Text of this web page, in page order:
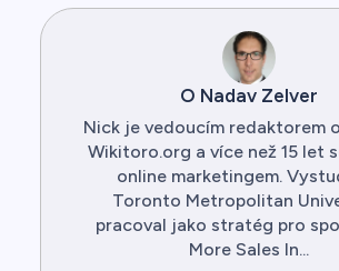
O Nadav Zelver
Nick je vedoucím redaktorem
Wikitoro.org a více než 15 let
online marketingem.
Toronto Metropolitan
pracoval jako stratég pro
More Sales In...